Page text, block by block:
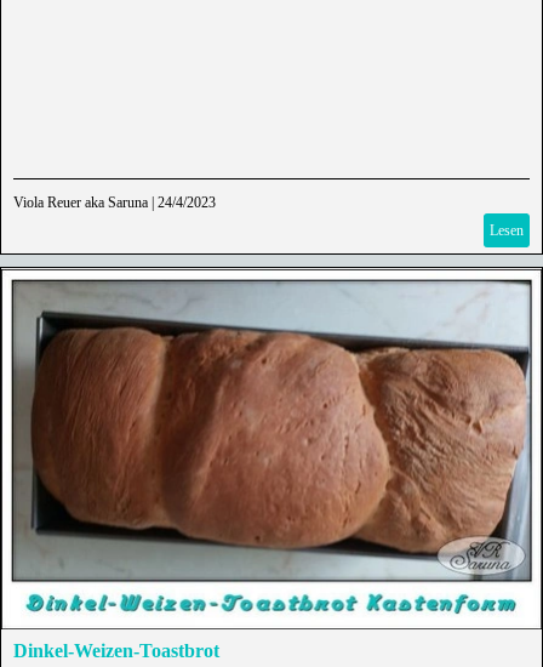
Viola Reuer aka Saruna 24/4/2023
Lesen
Dinkel-Weizen-Toastbrot